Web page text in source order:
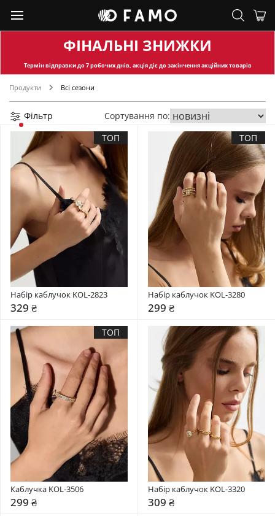
ФІНАЛЬНІ ЗНИЖКИ
Термін відправкидо 7 робочих днів, акція діє до закінчення акційних товарів
Продукти Всі сезони
Фільтр
Сортування по:
ТОП
Набір каблучок KOL-2823
329 ₴
ТОП
Набір каблучок KOL-3280
299 ₴
ТОП
Каблучка KOL-3506
299 ₴
Набір каблучок KOL-3320
309 ₴